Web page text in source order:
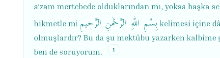
a‘zam mertebede olduklarından mı, yoksa başka
hikmetle mi بِسْمِ اللّٰهِ الرَّحْمٰنِ الرَّحٖیمِ kelimesi içine
olmuşlardır? Bu da şu mektûbu yazarken kalbime
ben de soruyorum.
1